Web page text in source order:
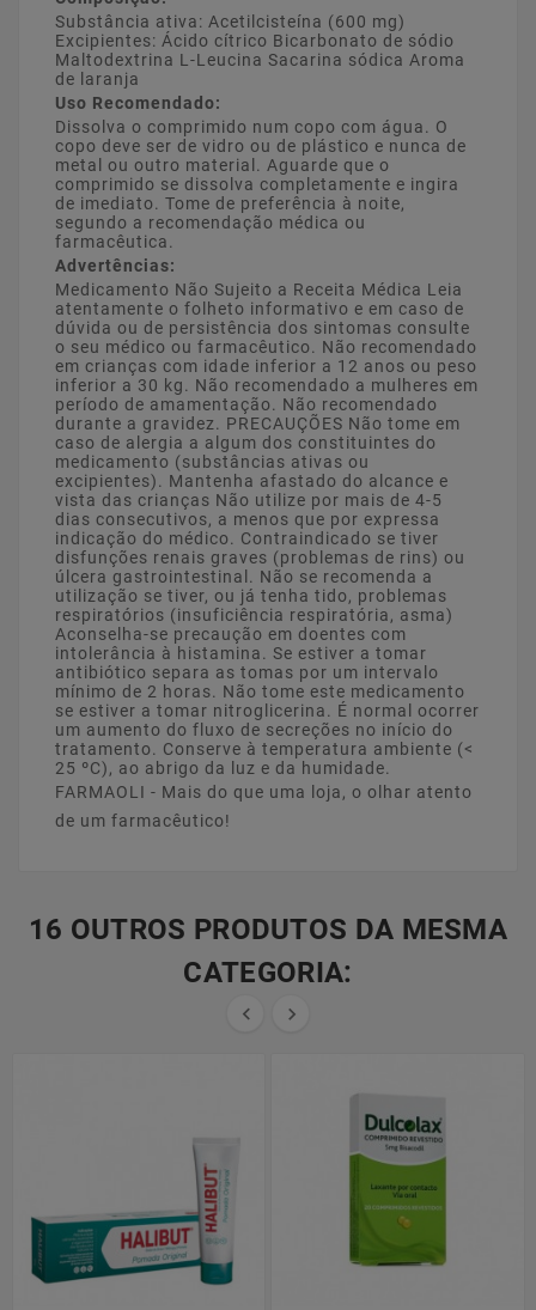
Substância ativa: Acetilcisteína (600 mg)
Excipientes: Ácido cítrico Bicarbonato de sódio
Maltodextrina L-Leucina Sacarina sódica Aroma
de laranja
Uso Recomendado:
Dissolva o comprimido num copo com água. O
copo deve ser de vidro ou de plástico e nunca de
metal ou outro material. Aguarde que o
comprimido se dissolva completamente e ingira
de imediato. Tome de preferência à noite,
segundo a recomendação médica ou
farmacêutica.
Advertências:
Medicamento Não Sujeito a Receita Médica Leia
atentamente o folheto informativo e em caso de
dúvida ou de persistência dos sintomas consulte
o seu médico ou farmacêutico. Não recomendado
em crianças com idade inferior a 12 anos ou peso
inferior a 30 kg. Não recomendado a mulheres em
período de amamentação. Não recomendado
durante a gravidez. PRECAUÇÕES Não tome em
caso de alergia a algum dos constituintes do
medicamento (substâncias ativas ou
excipientes). Mantenha afastado do alcance e
vista das crianças Não utilize por mais de 4-5
dias consecutivos, a menos que por expressa
indicação do médico. Contraindicado se tiver
disfunções renais graves (problemas de rins) ou
úlcera gastrointestinal. Não se recomenda a
utilização se tiver, ou já tenha tido, problemas
respiratórios (insuficiência respiratória, asma)
Aconselha-se precaução em doentes com
intolerância à histamina. Se estiver a tomar
antibiótico separa as tomas por um intervalo
mínimo de 2 horas. Não tome este medicamento
se estiver a tomar nitroglicerina. É normal ocorrer
um aumento do fluxo de secreções no início do
tratamento. Conserve à temperatura ambiente (<
25 ºC), ao abrigo da luz e da humidade.
FARMAOLI - Mais do que uma loja, o olhar atento
de um farmacêutico!
16 OUTROS PRODUTOS DA MESMA
CATEGORIA:
 